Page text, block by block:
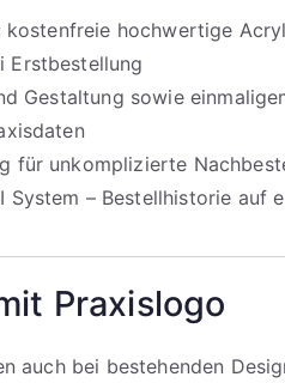
kostenfreie hochwertige
Erstbestellung
Gestaltung sowie
für unkomplizierte
System – Bestellhistorie auf
Praxislogo
auch bei bestehenden